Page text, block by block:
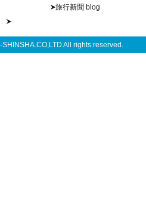
旅行新聞 blog
All rights reserved.